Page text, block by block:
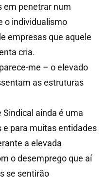
em penetrar num
o individualismo
empresas que aquele
cria.
me – o elevado
as estruturas
ainda é uma
para muitas entidades
a elevada
o desemprego que aí
se sentirão